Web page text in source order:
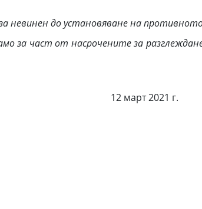
невинен до установяване на противното
за част от насрочените за
12 март 2021 г.